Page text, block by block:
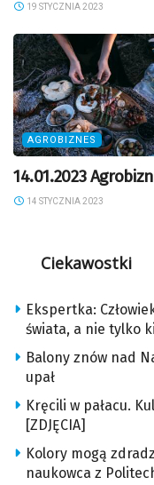
19 STYCZNIA 2023
AGROBIZNES
14.01.2023
14 STYCZNIA 2023
Ciekawostki
Ekspertka:
świata, a nie tylko
Balony znów nad
upał
Kręcili w pałacu.
[ZDJĘCIA]
Kolory mogą
naukowca z